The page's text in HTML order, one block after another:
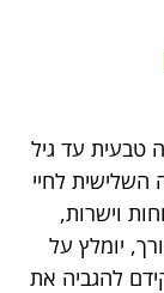
טבעית עד גיל
לחיי
וישרות,
יומלץ על
להגביה את